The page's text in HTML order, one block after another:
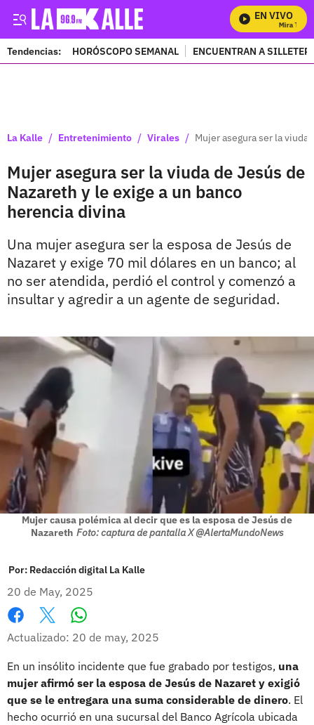
EN VIVO
Mira
Tendencias: HORÓSCOPO SEMANAL ENCUENTRAN A
La Kalle / Entretenimiento / Virales / Mujer asegura ser la viuda
Mujer asegura ser la viuda de Jesús de
Nazareth y le exige a un banco
herencia divina
Una mujer asegura ser la esposa de Jesús de
Nazaret y exige 70 mil dólares en un banco; al
no ser atendida, perdió el control y comenzó a
insultar y agredir a un agente de seguridad.
Mujer causa polémica al decir que es la esposa de Jesús de
Nazareth Foto: captura de pantalla X @AlertaMundoNews
Por: Redacción digital La Kalle
20 de May, 2025
Facebook
X
Actualizado: 20 de may, 2025
En un insólito incidente que fue grabado por testigos, una
mujer afirmó ser la esposa de Jesús de Nazaret y exigió
que se le entregara una suma considerable de dinero. El
hecho ocurrió en una sucursal del Banco Agrícola ubicada